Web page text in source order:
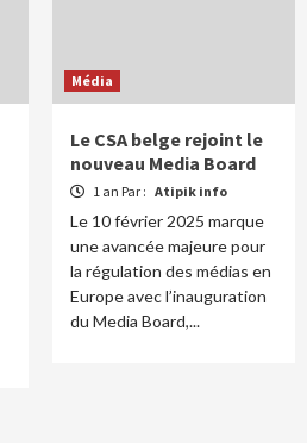
Média
Le CSA belge rejoint le
nouveau Media Board
1 an Par : Atipik info
Le 10 février 2025 marque
une avancée majeure pour
la régulation des médias en
Europe avec l’inauguration
du Media Board,...